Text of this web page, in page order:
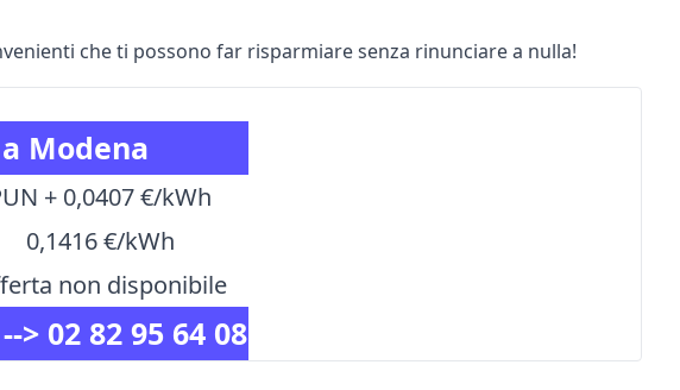
che ti possono far risparmiare senza rinunciare a nulla!
> 02 82 95 64 08
Modena
+ 0,0407 €/kWh
0,1416 €/kWh
non disponibile